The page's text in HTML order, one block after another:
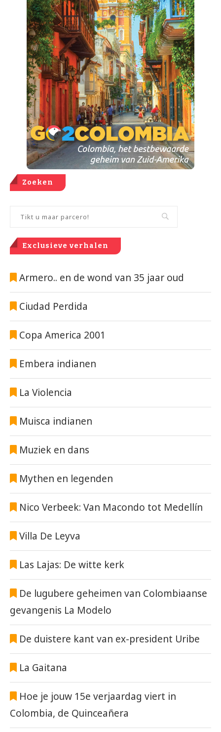
Zoeken
Exclusieve verhalen
Armero.. en de wond van 35 jaar oud
Ciudad Perdida
Copa America 2001
Embera indianen
La Violencia
Muisca indianen
Muziek en dans
Mythen en legenden
Nico Verbeek: Van Macondo tot Medellín
Villa De Leyva
Las Lajas: De witte kerk
De lugubere geheimen van Colombiaanse
gevangenis La Modelo
De duistere kant van ex-president Uribe
La Gaitana
Hoe je jouw 15e verjaardag viert in
Colombia, de Quinceañera